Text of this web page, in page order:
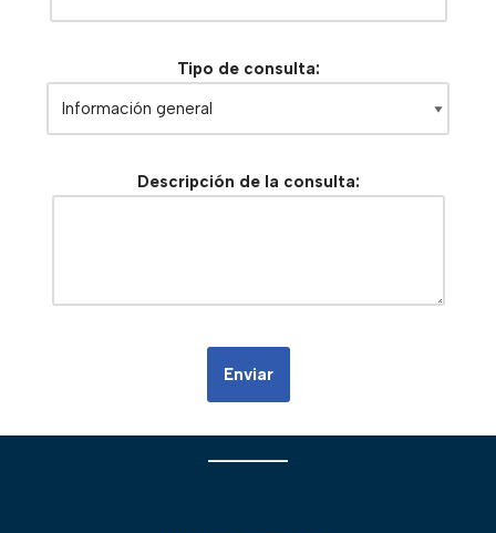
Tipo de consulta:
Descripción de la consulta: